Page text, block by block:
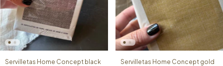
Servilletas Home Concept black Servilletas Home Concept gold